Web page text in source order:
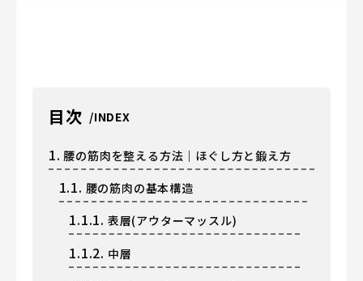
目次
1. 腰の筋肉を整える方法｜ほぐし方と鍛え方
1.1. 腰の筋肉の基本構造
1.1.1. 表層(アウターマッスル)
1.1.2. 中層